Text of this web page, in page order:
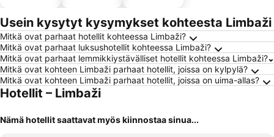
Usein kysytyt kysymykset kohteesta Limbaži
Mitkä ovat parhaat hotellit kohteessa Limbaži?
Mitkä ovat parhaat luksushotellit kohteessa Limbaži?
Mitkä ovat parhaat lemmikkiystävälliset hotellit kohteessa Limbaži?
Mitkä ovat kohteen Limbaži parhaat hotellit, joissa on kylpylä?
Mitkä ovat kohteen Limbaži parhaat hotellit, joissa on uima-allas?
Hotellit – Limbaži
Nämä hotellit saattavat myös kiinnostaa sinua...